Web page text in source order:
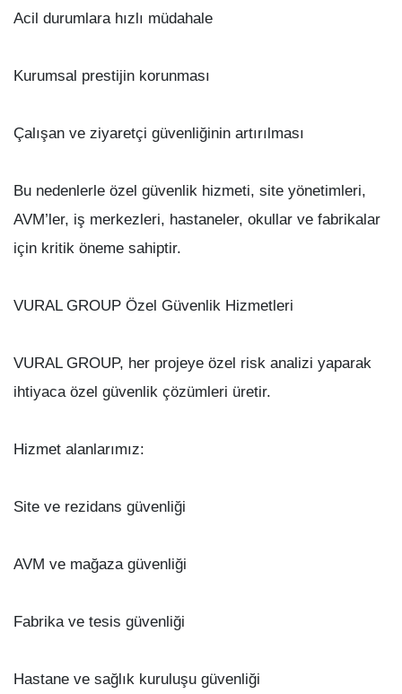
Acil durumlara hızlı müdahale
Kurumsal prestijin korunması
Çalışan ve ziyaretçi güvenliğinin artırılması
Bu nedenlerle özel güvenlik hizmeti, site yönetimleri,
AVM’ler, iş merkezleri, hastaneler, okullar ve fabrikalar
için kritik öneme sahiptir.
VURAL GROUP Özel Güvenlik Hizmetleri
VURAL GROUP, her projeye özel risk analizi yaparak
ihtiyaca özel güvenlik çözümleri üretir.
Hizmet alanlarımız:
Site ve rezidans güvenliği
AVM ve mağaza güvenliği
Fabrika ve tesis güvenliği
Hastane ve sağlık kuruluşu güvenliği